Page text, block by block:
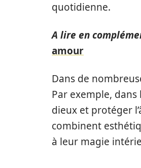
quotidienne.
A lire en
amour
Dans de
Par exemple,
dieux et protéger
combinent
à leur magie